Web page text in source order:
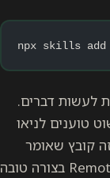
npx skills
לעשות דברים.
טוענים לניאו
קובץ שאומר
לקלוד (שהוא סוכן קוד) איך להשתמש ב-Remotion בצורה טובה